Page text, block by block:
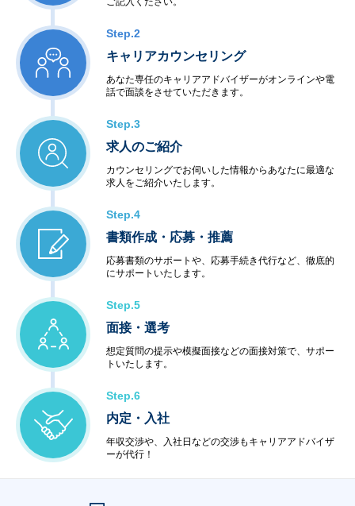
Step.2
キャリアカウンセリング
あなた専任のキャリアアドバイザーがオンラインや電
話で面談をさせていただきます。
Step.3
求人のご紹介
カウンセリングでお伺いした情報からあなたに最適な
求人をご紹介いたします。
Step.4
書類作成・応募・推薦
応募書類のサポートや、応募手続き代行など、徹底的
にサポートいたします。
Step.5
面接・選考
想定質問の提示や模擬面接などの面接対策で、サポー
トいたします。
Step.6
内定・入社
年収交渉や、入社日などの交渉もキャリアアドバイザ
ーが代行！